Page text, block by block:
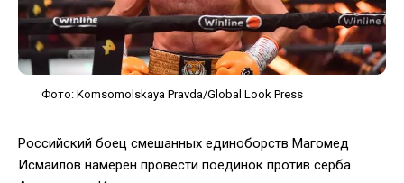
Фото: Komsomolskaya Pravda/Global Look Press
Российский боец смешанных единоборств Магомед
Исмаилов намерен провести поединок против серба